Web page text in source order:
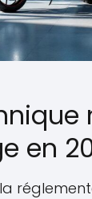
en
la